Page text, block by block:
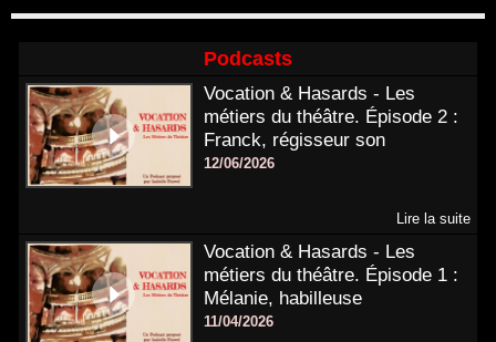
Podcasts
Vocation & Hasards - Les
métiers du théâtre. Épisode 2 :
Franck, régisseur son
12/06/2026
Lire la suite
Vocation & Hasards - Les
métiers du théâtre. Épisode 1 :
Mélanie, habilleuse
11/04/2026